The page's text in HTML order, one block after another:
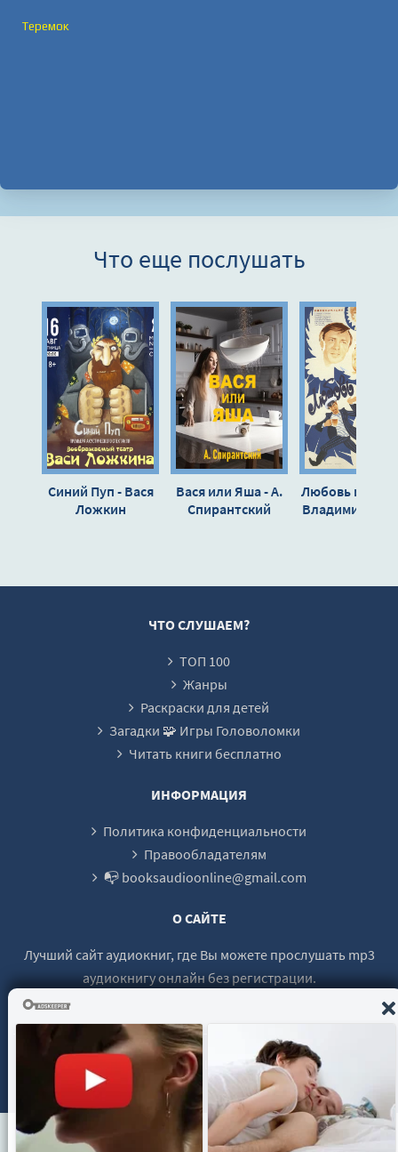
Теремок
Что еще послушать
Синий Пуп - Вася
Ложкин
Вася или Яша - А.
Спирантский
Любовь и
Владимир
ЧТО СЛУШАЕМ?
ТОП 100
Жанры
Раскраски для детей
Загадки 🧩 Игры Головоломки
Читать книги бесплатно
ИНФОРМАЦИЯ
Политика конфиденциальности
Правообладателям
📭 booksaudioonline@gmail.com
О САЙТЕ
Лучший сайт аудиокниг, где Вы можете прослушать mp3
аудиокнигу онлайн без регистрации.
© 2021 - 2026 booksaudio-online.com Все права защищены.